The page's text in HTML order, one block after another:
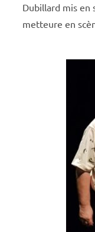
Dubillard mis en
metteure en